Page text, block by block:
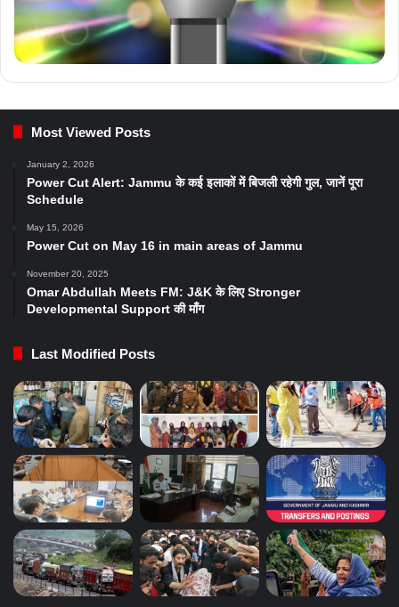
Most Viewed Posts
January 2, 2026
Power Cut Alert: Jammu के कई इलाकों में बिजली रहेगी गुल, जानें पूरा
Schedule
May 15, 2026
Power Cut on May 16 in main areas of Jammu
November 20, 2025
Omar Abdullah Meets FM: J&K के लिए Stronger
Developmental Support की माँग
Last Modified Posts